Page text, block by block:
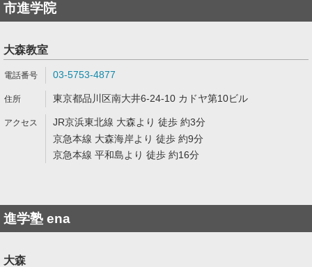
市進学院
大森教室
03-5753-4877
東京都品川区南大井6-24-10 カドヤ第10ビル
JR京浜東北線 大森より 徒歩 約3分
京急本線 大森海岸より 徒歩 約9分
京急本線 平和島より 徒歩 約16分
進学塾 ena
大森